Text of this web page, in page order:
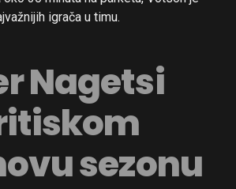
igrača u timu.
Nagetsi
sezonu